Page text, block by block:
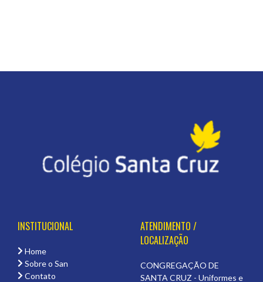
INSTITUCIONAL
Home
Sobre o San
Contato
ATENDIMENTO /
LOCALIZAÇÃO
CONGREGAÇÃO DE
SANTA CRUZ - Uniformes e